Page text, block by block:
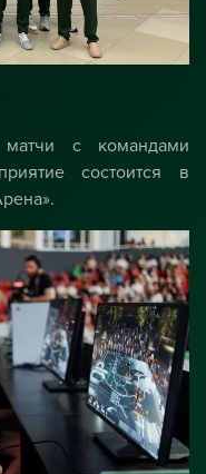
с командами
состоится в